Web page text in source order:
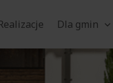
Dla gmin